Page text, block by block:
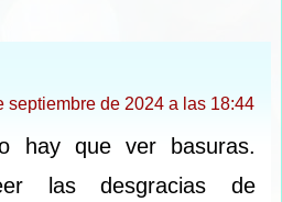
septiembre de 2024 a las 18:44
hay que ver basuras.
las desgracias de